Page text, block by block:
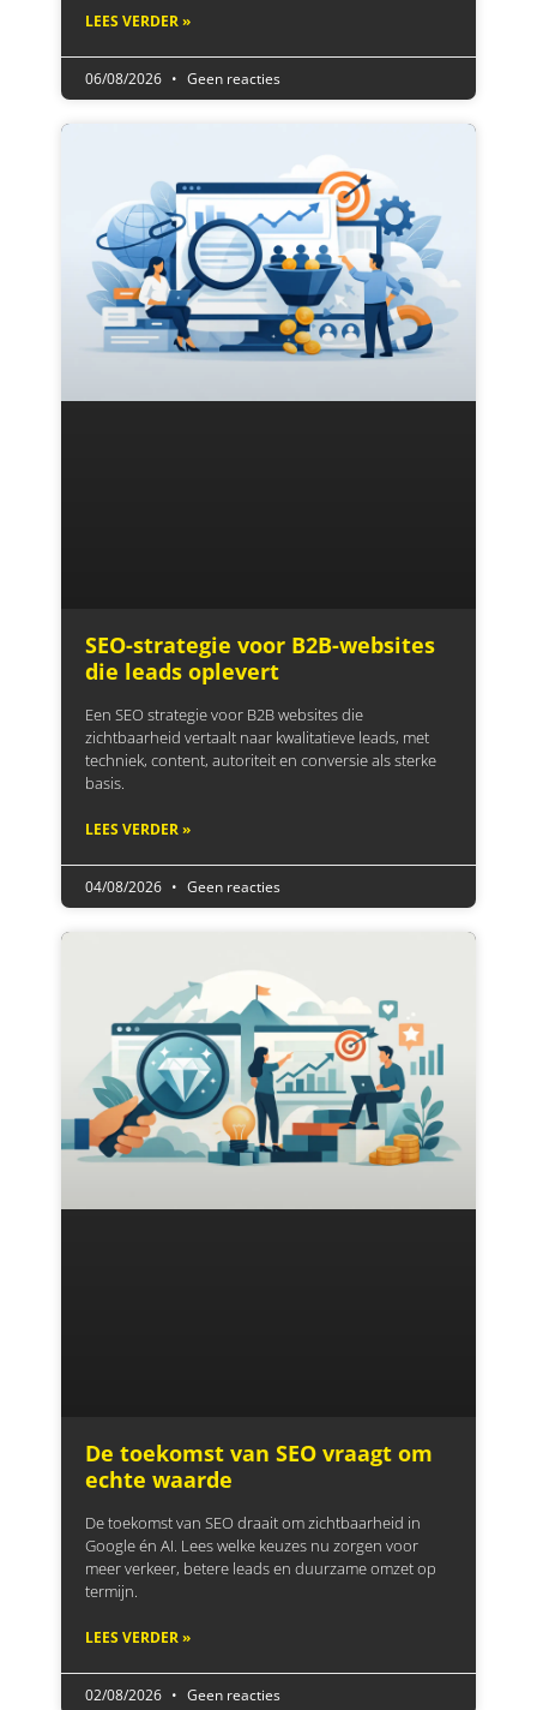
LEES VERDER »
06/08/2026 Geen reacties
SEO-strategie voor B2B-websites
die leads oplevert
Een SEO strategie voor B2B websites die
zichtbaarheid vertaalt naar kwalitatieve leads, met
techniek, content, autoriteit en conversie als sterke
basis.
LEES VERDER »
04/08/2026 Geen reacties
De toekomst van SEO vraagt om
echte waarde
De toekomst van SEO draait om zichtbaarheid in
Google én AI. Lees welke keuzes nu zorgen voor
meer verkeer, betere leads en duurzame omzet op
termijn.
LEES VERDER »
02/08/2026 Geen reacties